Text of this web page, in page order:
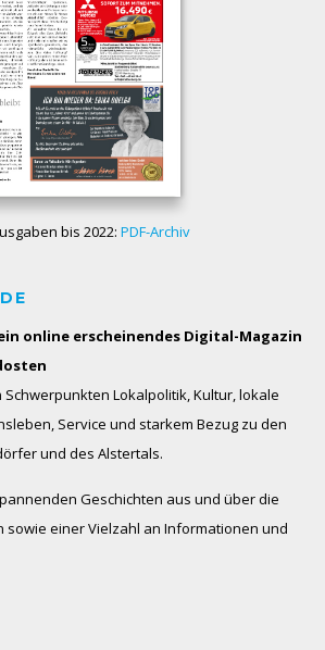
bis 2022: PDF-Archiv
online erscheinendes Digital-Magazin
Lokalpolitik, Kultur, lokale
Service und starkem Bezug zu den
und des Alstertals.
Geschichten aus und über die
sowie einer Vielzahl an Informationen und